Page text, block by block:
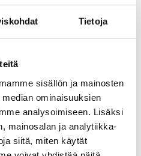
Tietoja
sisällön ja mainosten
ominaisuuksien
analysoimiseen. Lisäksi
mainosalan ja analytiikka-
siitä, miten käytät